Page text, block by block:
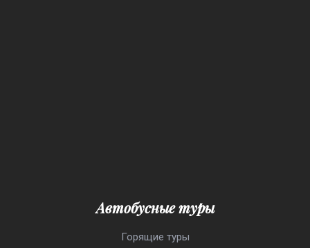
Автобусные туры
Горящие туры